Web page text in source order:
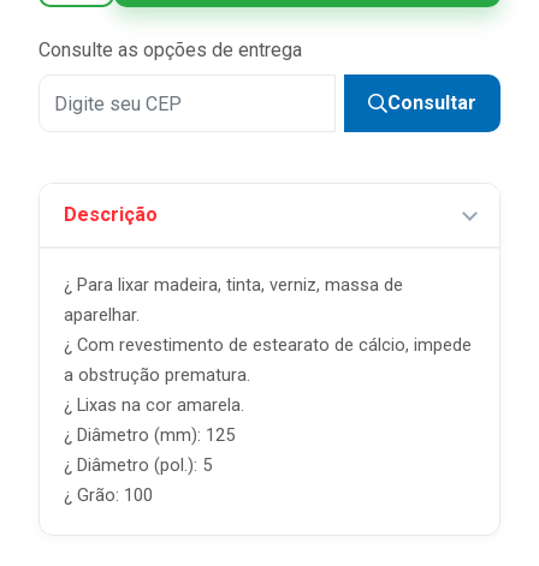
Consulte as opções de entrega
Consultar
Descrição
¿ Para lixar madeira, tinta, verniz, massa de
aparelhar.
¿ Com revestimento de estearato de cálcio, impede
a obstrução prematura.
¿ Lixas na cor amarela.
¿ Diâmetro (mm): 125
¿ Diâmetro (pol.): 5
¿ Grão: 100